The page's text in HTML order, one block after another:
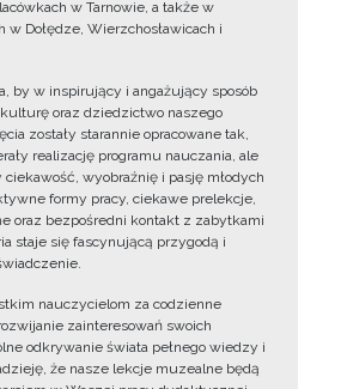
w Tarnowie, a także w
w Dołędze, Wierzchosławicach i
by w inspirujący i angażujący sposób
oraz dziedzictwo naszego
zostały starannie opracowane tak,
realizację programu nauczania, ale
ciekawość, wyobraźnię i pasję młodych
formy pracy, ciekawe prelekcje,
oraz bezpośredni kontakt z zabytkami
staje się fascynującą przygodą i
nauczycielom za codzienne
zainteresowań swoich
odkrywanie świata pełnego wiedzy i
że nasze lekcje muzealne będą